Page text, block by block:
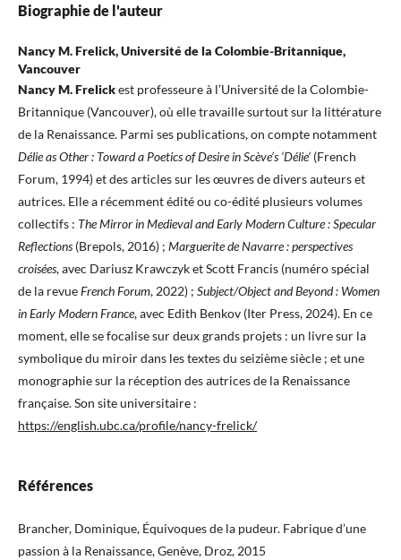
Biographie de l'auteur
Nancy M. Frelick, Université de la Colombie-Britannique,
Vancouver
Nancy M. Frelickest professeure à l’Université de la Colombie-
Britannique (Vancouver), où elle travaille surtout sur la littérature
de la Renaissance. Parmi ses publications, on compte notamment
Délie as Other : Toward a Poetics of Desire in Scève’s ‘Délie’ (French
Forum, 1994) et des articles sur les œuvres de divers auteurs et
autrices. Elle a récemment édité ou co-édité plusieurs volumes
collectifs : The Mirror in Medieval and Early Modern Culture : Specular
Reflections (Brepols, 2016) ; Marguerite de Navarre : perspectives
croisées, avec Dariusz Krawczyk et Scott Francis (numéro spécial
de la revueFrench Forum, 2022) ; Subject/Object and Beyond : Women
in Early Modern France, avec Edith Benkov (Iter Press, 2024). En ce
moment, elle se focalise sur deux grands projets : un livre sur la
symbolique du miroir dans les textes du seizième siècle ; et une
monographie sur la réception des autrices de la Renaissance
française. Son site universitaire :
https://english.ubc.ca/profile/nancy-frelick/
Références
Brancher, Dominique, Équivoques de la pudeur. Fabrique d’une
passion à la Renaissance, Genève, Droz, 2015